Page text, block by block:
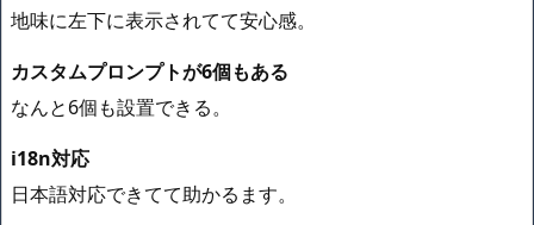
地味に左下に表示されてて安心感。
カスタムプロンプトが6個もある
なんと6個も設置できる。
i18n対応
日本語対応できてて助かるます。